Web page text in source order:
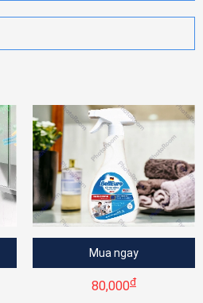
Mua ngay
80,000đ